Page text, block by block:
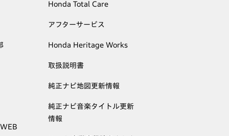
Honda Total Care
アフターサービス
Honda Heritage Works
取扱説明書
純正ナビ地図更新情報
純正ナビ音楽タイトル更新
情報